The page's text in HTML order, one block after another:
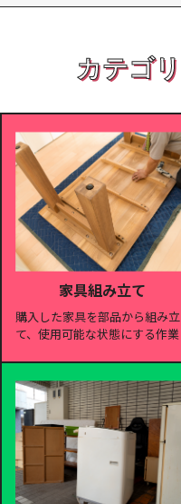
カテゴリ
家具組み立て
購入した家具を部品から組み立
て、使用可能な状態にする作業